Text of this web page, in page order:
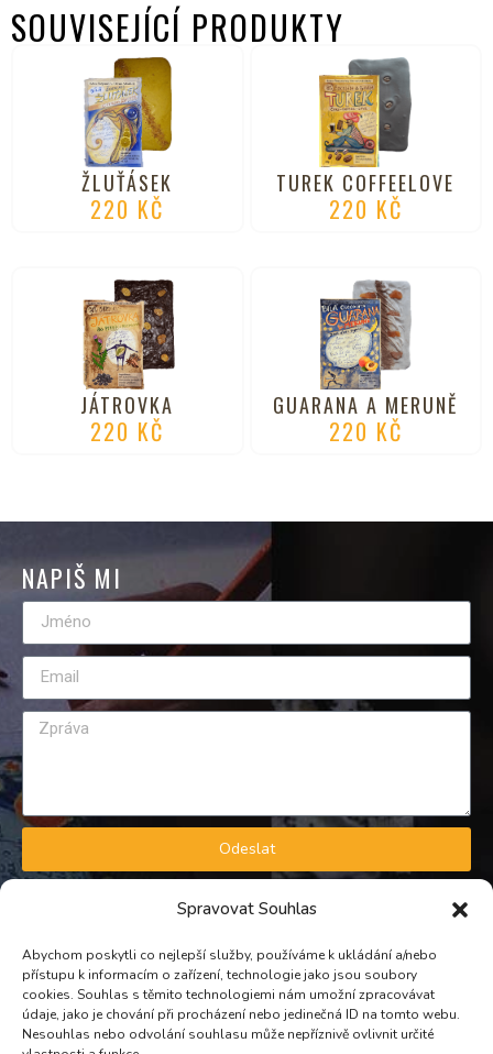
Spravovat Souhlas
Abychom poskytli co nejlepší služby, používáme k ukládání a/nebo
přístupu k informacím o zařízení, technologie jako jsou soubory
cookies. Souhlas s těmito technologiemi nám umožní zpracovávat
údaje, jako je chování při procházení nebo jedinečná ID na tomto webu.
Nesouhlas nebo odvolání souhlasu může nepříznivě ovlivnit určité
SOUVISEJÍCÍ PRODUKTY
ŽLUŤÁSEK
220 KČ
TUREK COFFEELOVE
220 KČ
JÁTROVKA
220 KČ
GUARANA A MERUNĚ
220 KČ
NAPIŠ MI
Odeslat
GDPR A OBCHODNÍ PODMÍNKY
Obchodní podmínky
KONTAKT